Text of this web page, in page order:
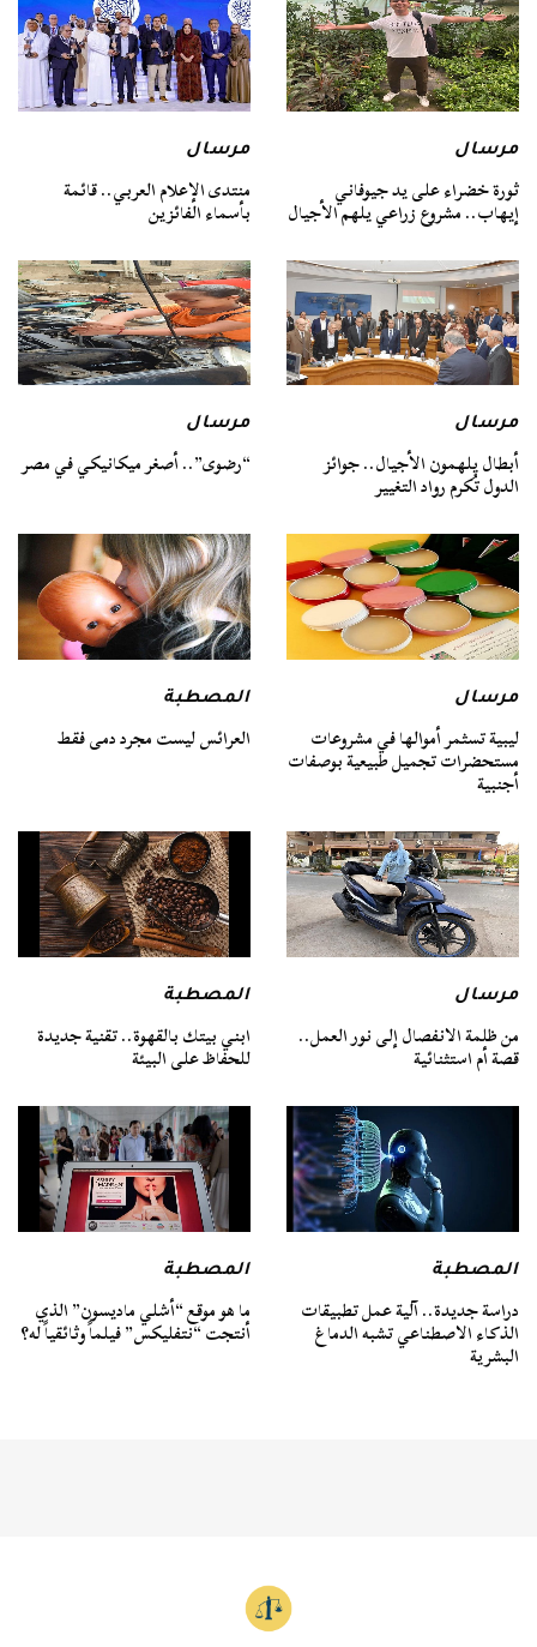
مرسال
ثورة خضراء على يد جيوفاني
إيهاب.. مشروع زراعي يلهم الأجيال
مرسال
منتدى الإعلام العربي.. قائمة
بأسماء الفائزين
مرسال
أبطال يلهمون الأجيال.. جوائز
الدول تُكرم رواد التغيير
مرسال
“رضوى”.. أصغر ميكانيكي في مصر
مرسال
ليبية تسثمر أموالها في مشروعات
مستحضرات تجميل طبيعية بوصفات
أجنبية
المصطبة
العرائس ليست مجرد دمى فقط
مرسال
من ظلمة الانفصال إلى نور العمل..
قصة أم استثنائية
المصطبة
ابني بيتك بالقهوة.. تقنية جديدة
للحفاظ على البيئة
المصطبة
دراسة جديدة.. آلية عمل تطبيقات
الذكاء الاصطناعي تشبه الدماغ
البشرية
المصطبة
ما هو موقع “أشلي ماديسون” الذي
أنتجت “نتفليكس” فيلماً وثائقياً له؟